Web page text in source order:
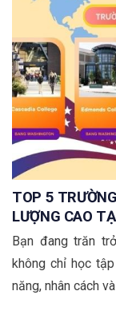
TOP 5
LƯỢNG CAO
Bạn đang trăn
không chỉ học
năng, nhân cách